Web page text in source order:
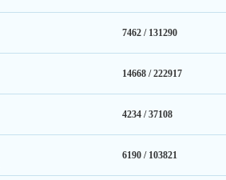
7462 / 131290
14668 /222917
4234 /37108
6190 / 103821